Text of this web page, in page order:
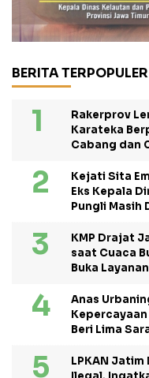
BERITA TERPOPULER
Rakerprov
Karateka
Cabang dan
Kejati Sita
Eks Kepala
Pungli Masih
KMP Drajat
saat Cuaca
Buka
Anas
Beri Lima
LPKAN